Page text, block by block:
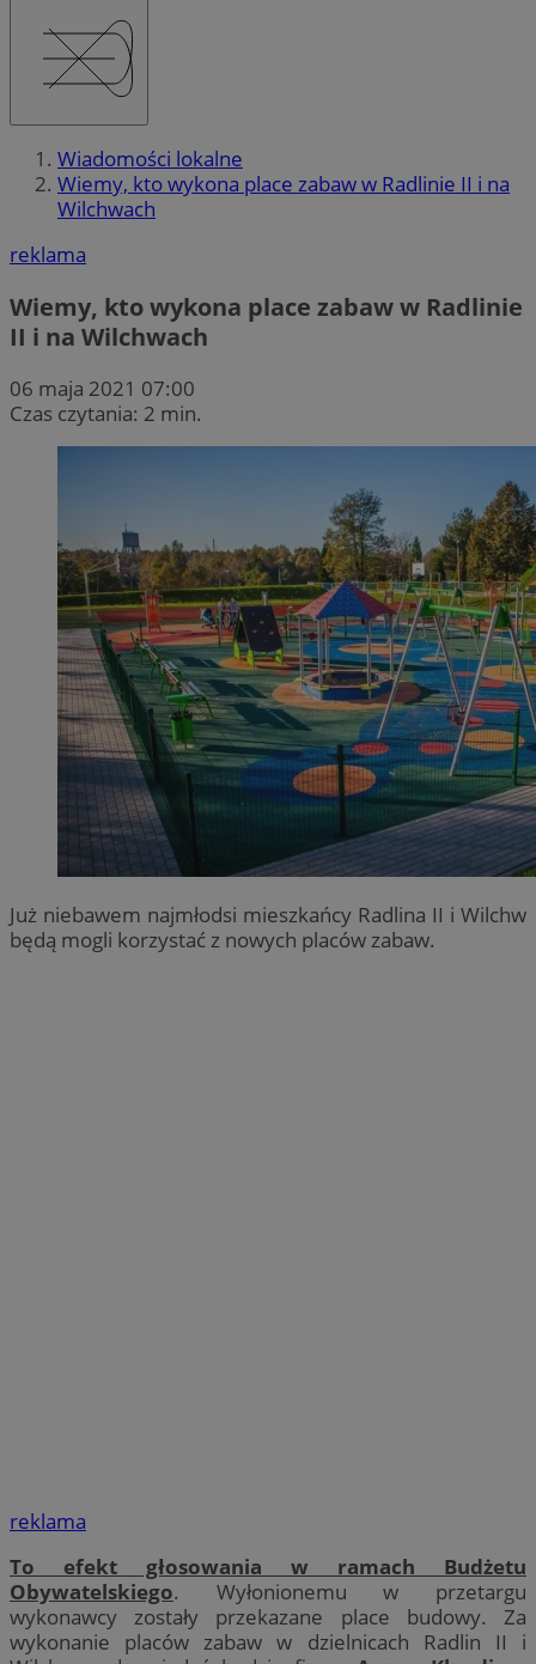
Wiadomości lokalne
Wiemy, kto wykona place zabaw w Radlinie II i na
Wilchwach
reklama
Wiemy, kto wykona place zabaw w Radlinie
II i na Wilchwach
06 maja 2021 07:00
Czas czytania: 2 min.
Już niebawem najmłodsi mieszkańcy Radlina II i Wilchw
będą mogli korzystać z nowych placów zabaw.
reklama
To efekt głosowania w ramach Budżetu
Obywatelskiego. Wyłonionemu w przetargu
wykonawcy zostały przekazane place budowy. Za
wykonanie placów zabaw w dzielnicach Radlin II i